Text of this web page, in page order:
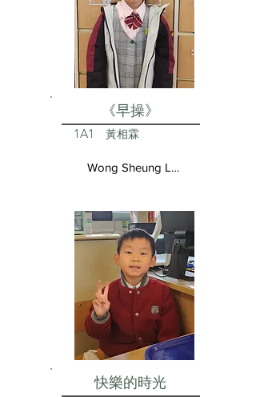
《早操》
1A1 黃相霖
Wong Sheung Lam
快樂的時光